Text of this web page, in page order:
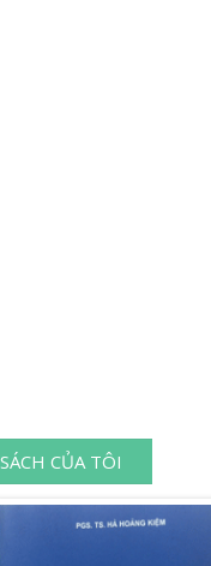
SÁCH CỦA TÔI